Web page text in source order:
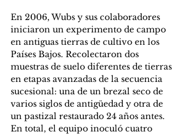
En 2006, Wubs y sus colaboradores
iniciaron un experimento de campo
en antiguas tierras de cultivo en los
Países Bajos. Recolectaron dos
muestras de suelo diferentes de tierras
en etapas avanzadas de la secuencia
sucesional: una de un brezal seco de
varios siglos de antigüedad y otra de
un pastizal restaurado 24 años antes.
En total, el equipo inoculó cuatro